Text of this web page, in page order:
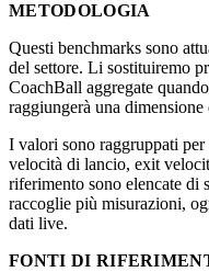
METODOLOGIA
Questi benchmarks sono
del settore. Li sostituiremo
CoachBall aggregate
raggiungerà una
I valori sono raggruppati per
velocità di lancio, exit
riferimento sono elencate di
raccoglie più misurazioni,
dati live.
FONTI DI